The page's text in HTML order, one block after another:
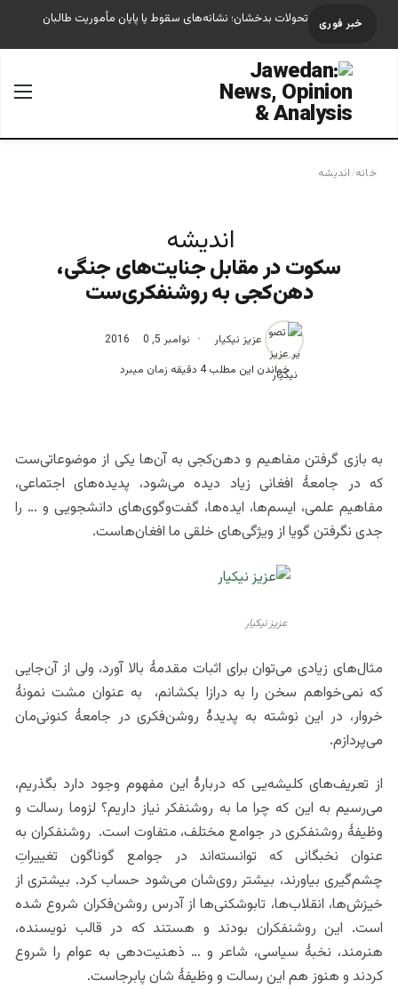
خبر فوری تحولات بدخشان؛ نشانه‌های سقوط یا پایان مأموریت طالبان
جستجو برای
خانه/اندیشه
اندیشه
‌سکوت در مقابل جنایت‌های جنگی،
دهن‌کجی به روشنفکری‌ست
عزیز نیکیار نوامبر 5, 2016
0
خواندن این مطلب 4 دقیقه زمان میبرد
به بازی گرفتن مفاهیم و دهن‌کجی به آن‌ها یکی از موضوعاتی‌ست
که در جامعۀ افغانی زیاد دیده می‌شود، پدیده‌های اجتماعی،
مفاهیم علمی، ایسم‌ها، ایده‌ها، گفت‌وگوی‌های دانشجویی و … را
جدی نگرفتن گویا از ویژگی‌های خلقی ما افغان‌هاست.
عزیز نیکیار
مثال‌های زیادی می‌توان برای اثبات مقدمۀ بالا آورد، ولی از آن‌جایی
که نمی‌خواهم سخن را به درازا بکشانم، به عنوان مشت نمونۀ
خروار، در این نوشته به پدیدۀ روشن‌فکری در جامعۀ کنونی‌مان
می‌پردازم.
از تعریف‌های کلیشه‌یی که دربارۀ این مفهوم وجود دارد بگذریم،
می‌‌رسیم به این که چرا ما به روشنفکر نیاز داریم؟ لزوما رسالت و
وظیفۀ روشنفکری در جوامع مختلف، متفاوت است. روشنفکران به
عنوان نخبگانی که توانسته‌اند در جوامع گوناگون تغییراتِ
چشم‌گیری بیاورند، بیشتر روی‌شان می‌شود حساب کرد. بیشتری از
خیزش‌ها، انقلاب‌ها، تابوشکنی‌ها از آدرس روشن‌فکران شروع شده
است. این روشنفکران بودند و هستند که در قالب نویسنده،
هنرمند، نخبۀ سیاسی، شاعر و … ذهنیت‌دهی به عوام را شروع
کردند و هنوز هم این رسالت و وظیفۀ شان پابرجاست.